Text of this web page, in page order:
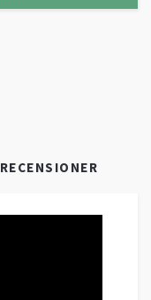
RECENSIONER